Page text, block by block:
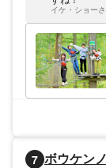
イケ・ショー
7 ボウケン